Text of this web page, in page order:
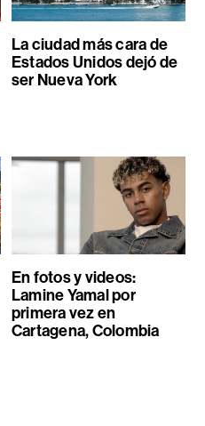
La ciudad más cara de
Estados Unidos dejó de
ser Nueva York
En fotos y videos:
Lamine Yamal por
primera vez en
Cartagena, Colombia